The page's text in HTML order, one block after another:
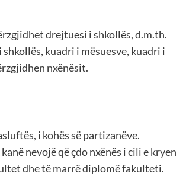
drejtuesi i shkollës, d.m.th.
kuadri i mësuesve, kuadri i
nxënësit.
i kohës së partizanëve.
nevojë që çdo nxënës i cili e kryen
dhe të marrë diplomë fakulteti.